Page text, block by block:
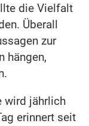
die Vielfalt
Überall
zur
hängen,
wird jährlich
erinnert seit